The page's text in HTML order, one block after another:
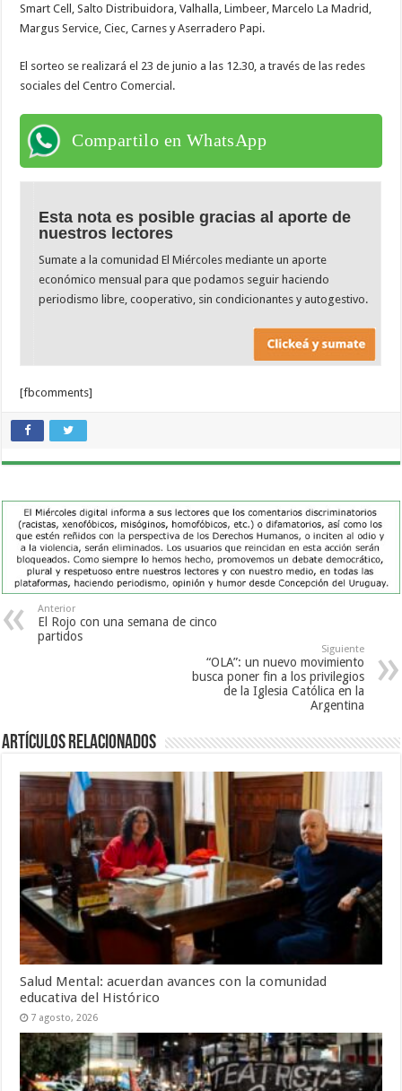
Smart Cell, Salto Distribuidora, Valhalla, Limbeer, Marcelo La Madrid,
Margus Service, Ciec, Carnes y Aserradero Papi.
El sorteo se realizará el 23 de junio a las 12.30, a través de las redes
sociales del Centro Comercial.
Compartilo en WhatsApp
Esta nota es posible gracias al aporte de
nuestros lectores
Sumate a la comunidad El Miércoles mediante un aporte
económico mensual para que podamos seguir haciendo
periodismo libre, cooperativo, sin condicionantes y autogestivo.
[fbcomments]
Anterior
El Rojo con una semana de cinco
partidos
Siguiente
“OLA”: un nuevo movimiento
busca poner fin a los privilegios
de la Iglesia Católica en la
Argentina
Artículos Relacionados
Salud Mental: acuerdan avances con la comunidad
educativa del Histórico
7 agosto, 2026